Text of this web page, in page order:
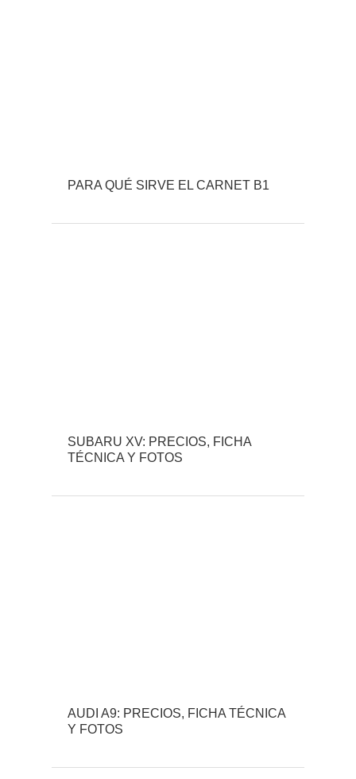
PARA QUÉ SIRVE EL CARNET B1
SUBARU XV: PRECIOS, FICHA
TÉCNICA Y FOTOS
AUDI A9: PRECIOS, FICHA TÉCNICA
Y FOTOS